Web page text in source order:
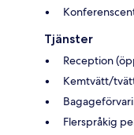
Tjänster
Reception
Kemtvätt/
Flerspråkig